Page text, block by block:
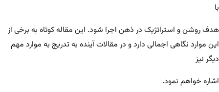
با
هدف روشن و استراتژیک در ذهن اجرا شود. این مقاله کوتاه به برخی از
این موارد نگاهی اجمالی دارد و در مقالات آینده به تدریج به موارد مهم
دیگر نیز
اشاره خواهم نمود.